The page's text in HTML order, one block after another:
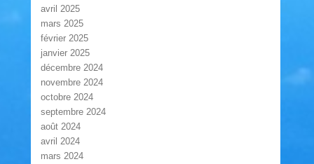
avril 2025
mars 2025
février 2025
janvier 2025
décembre 2024
novembre 2024
octobre 2024
septembre 2024
août 2024
avril 2024
mars 2024